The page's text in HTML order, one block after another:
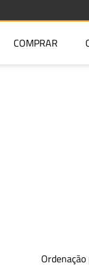
COMPRAR